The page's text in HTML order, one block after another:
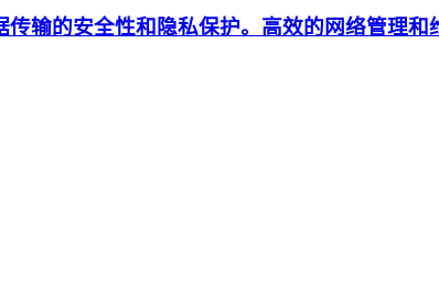
输的安全性和隐私保护。高效的网络管理